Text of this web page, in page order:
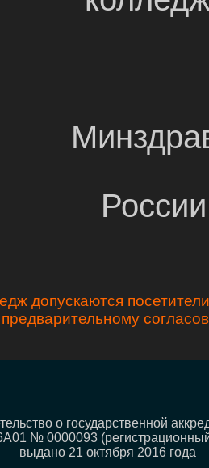
России
допускаются
о государственной
№ 0000093
выдано 21 октября 2016 года